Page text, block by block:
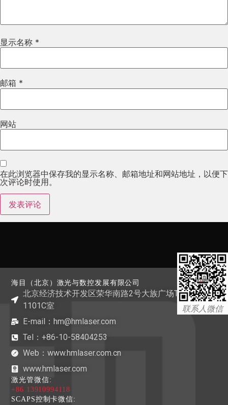
显示名称 *
邮箱 *
网站
在此浏览器中保存我的显示名称、邮箱地址和网站地址，以便下
次评论时使用。
联系人微信
海目（北京）激光与数控发展有限公司
北京经济技术开发区荣华南路2号大族广场T1栋
1101C室
E-mail：hm@hmlaser.com
Tel：+86-10-58404253
Web：www.hmlaser.com.cn
www.hmlaser.com
激光管微信:
+86 13910994118
SCAPS控制卡微信: